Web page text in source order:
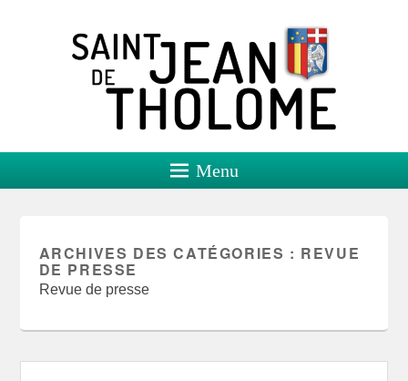
Saint Jean de Tholome
Site officiel
Menu
ARCHIVES DES CATÉGORIES : REVUE
DE PRESSE
Revue de presse